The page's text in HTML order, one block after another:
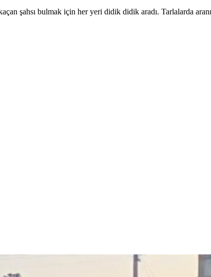
şahsı bulmak için her yeri didik didik aradı. Tarlalarda